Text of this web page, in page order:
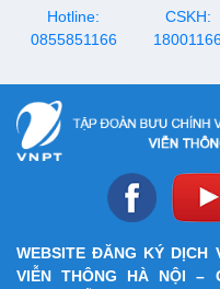
giàu cảm xúc.
Hotline:
0855851166
CSKH:
WEBSITE ĐĂNG KÝ DỊCH
VIỄN THÔNG HÀ NỘI –